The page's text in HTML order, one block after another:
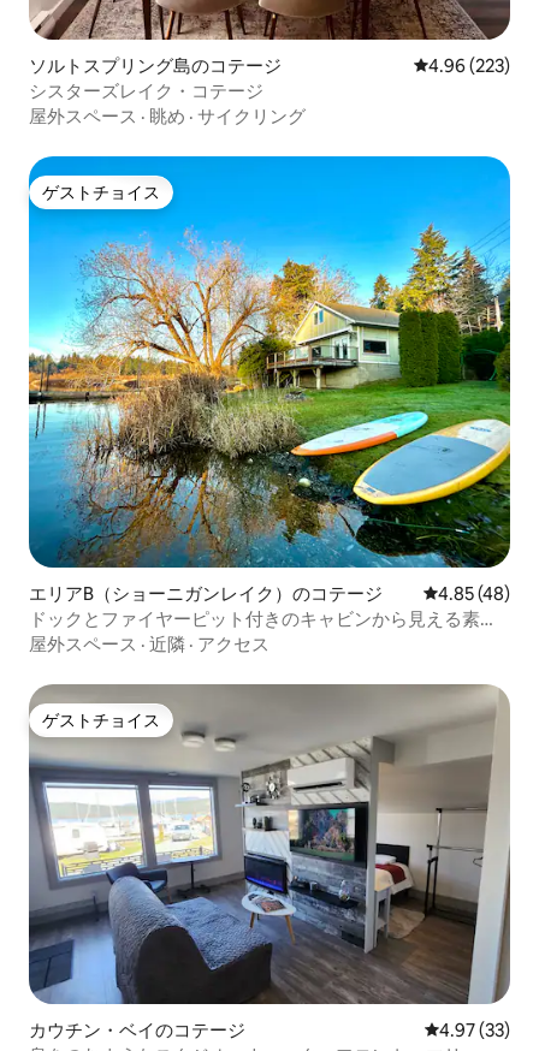
ソルトスプリング島のコテージ レビュー223
4.96 (223)
シスターズレイク・コテージ
屋外スペース · 眺め · サイクリング
ゲストチョイス
ゲストチョイス
エリアB（ショーニガンレイク）のコテージ レビュー48
4.85 (48)
ドックとファイヤーピット付きのキャビンから見える素晴
らしい湖
屋外スペース · 近隣 · アクセス
ゲストチョイス
ゲストチョイス
カウチン・ベイのコテージ レビュー33
4.97 (33)